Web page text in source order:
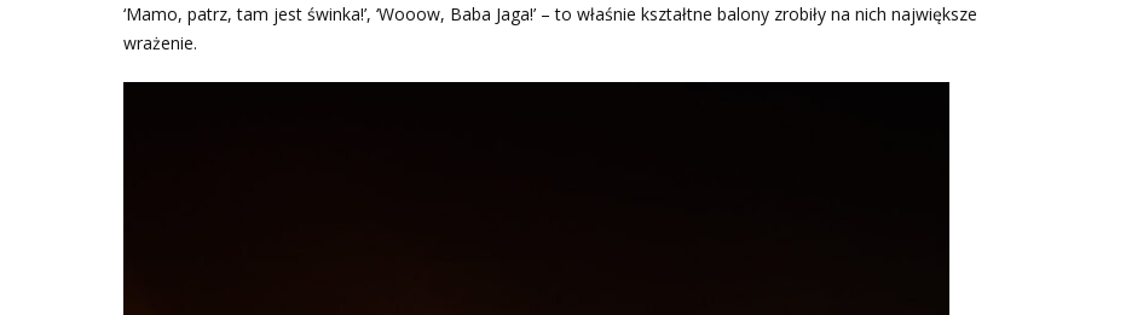
‘Mamo, patrz, tam jest świnka!’, ‘Wooow, Baba Jaga!’ – to właśnie kształtne balony zrobiły na nich największe
wrażenie.